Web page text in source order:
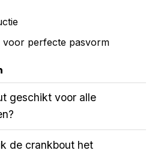
voor perfecte pasvorm
geschikt voor alle
de crankbout het